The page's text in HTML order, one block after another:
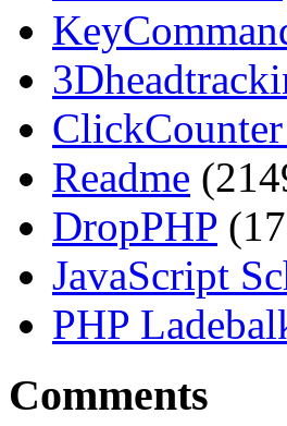
Readme
DropPHP
JavaScript
PHP
Comments